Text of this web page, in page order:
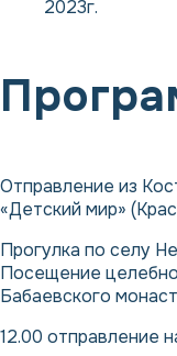
Отправление из
«Детский мир»
Прогулка по селу
Посещение
Бабаевского
12.00 отправление